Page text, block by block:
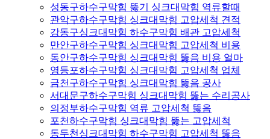
성동구하수구막힘 뚫기 싱크대막힘 역류할때
관악구하수구막힘 싱크대막힘 고압세척 견적
강동구싱크대막힘 하수구막힘 배관 고압세척
만안구하수구막힘 싱크대막힘 고압세척 비용
동안구하수구막힘 싱크대막힘 뚫음 비용 얼마
영등포하수구막힘 싱크대막힘 고압세척 업체
금천구하수구막힘 싱크대막힘 뚫음 공사
서대문구하수구막힘 싱크대막힘 뚫는 수리공사
의정부하수구막힘 역류 고압세척 뚫음
포천하수구막힘 싱크대막힘 뚫는 고압세척
동두천싱크대막힘 하수구막힘 고압세척 뚫음